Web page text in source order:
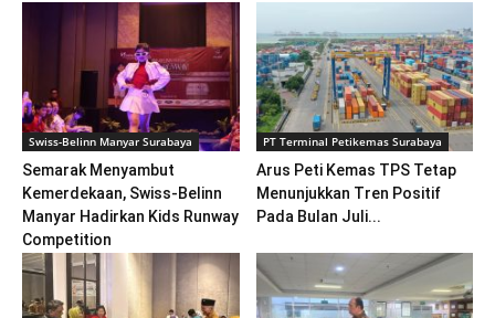
Swiss-Belinn Manyar Surabaya
Semarak Menyambut
Kemerdekaan, Swiss-Belinn
Manyar Hadirkan Kids Runway
Competition
PT Terminal Petikemas Surabaya
Arus Peti Kemas TPS Tetap
Menunjukkan Tren Positif
Pada Bulan Juli...